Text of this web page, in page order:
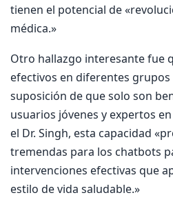
tienen el potencial de
médica.»
Otro hallazgo interesante fue
efectivos en diferentes
suposición de que solo son
usuarios jóvenes y expertos
el Dr. Singh, esta capacidad
tremendas para los chatbots
intervenciones efectivas que
estilo de vida saludable.»